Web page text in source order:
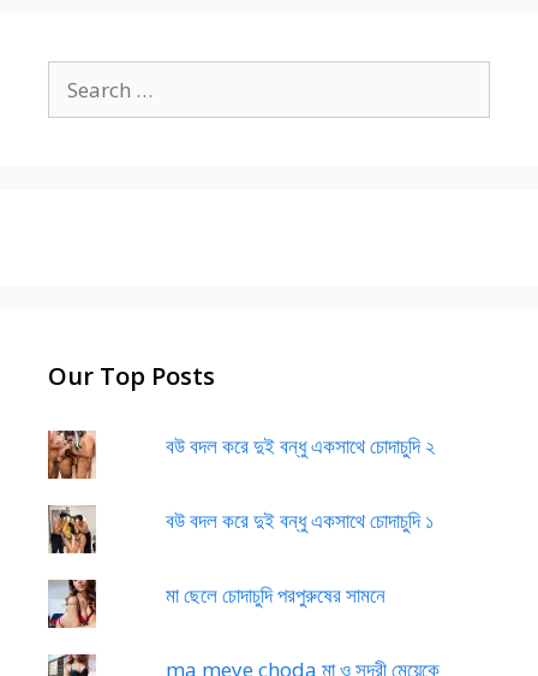
for:
Our Top Posts
বউ বদল করে দুই বন্ধু একসাথে চোদাচুদি ২
বউ বদল করে দুই বন্ধু একসাথে চোদাচুদি ১
মা ছেলে চোদাচুদি পরপুরুষের সামনে
ma meye choda মা ও সুন্দরী মেয়েকে